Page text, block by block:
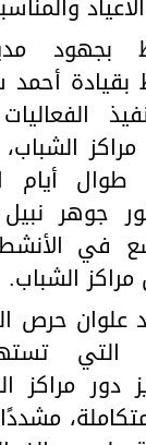
بجهود
بقيادة
طوال أيام
جوهر
في
الشباب.
علوان حرص
التي
دور مراكز